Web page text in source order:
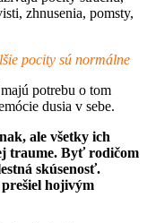
zhnusenia, pomsty,
pocity sú normálne
potrebu o tom
dusia v sebe.
ale všetky ich
traume. Byť rodičom
skúsenosť.
hojivým